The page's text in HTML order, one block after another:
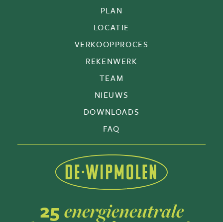
PLAN
LOCATIE
VERKOOPPROCES
REKENWERK
TEAM
NIEUWS
DOWNLOADS
FAQ
25energieneutrale